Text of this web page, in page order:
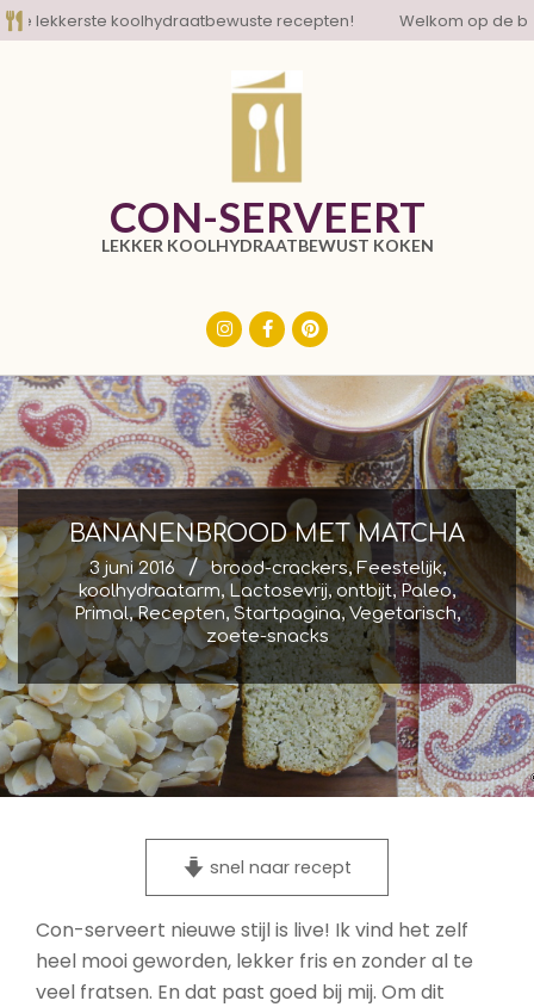
Skip
to
koolhydraatbewuste recepten! Welkom op de
CON-SERVEERT
LEKKER KOOLHYDRAATBEWUST KOKEN
BANANENBROOD MET MATCHA
3 juni 2016 brood-crackers,Feestelijk,
koolhydraatarm, Lactosevrij,ontbijt,Paleo,
Primal,Recepten,Startpagina,Vegetarisch,
zoete-snacks
snel naar recept
Con-serveert nieuwe stijl is live! Ik vind het zelf
heel mooi geworden, lekker fris en zonder al te
veel fratsen. En dat past goed bij mij. Om dit